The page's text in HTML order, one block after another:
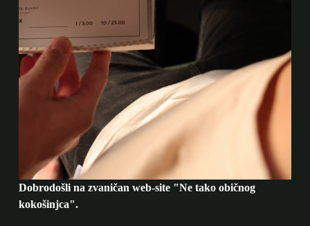
Dobrodošli na zvaničan web-site "Ne tako običnog
kokošinjca".